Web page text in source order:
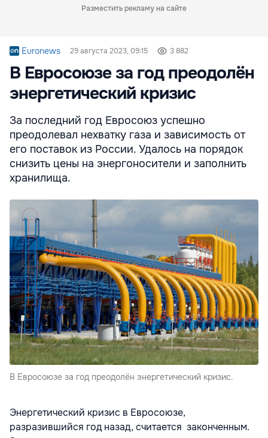
Разместить рекламу на сайте
Euronews 29 августа 2023, 09:15 3 882
В Евросоюзе за год преодолён
энергетический кризис
За последний год Евросоюз успешно
преодолевал нехватку газа и зависимость от
его поставок из России. Удалось на порядок
снизить цены на энергоносители и заполнить
хранилища.
В Евросоюзе за год преодолён энергетический кризис.
Энергетический кризис в Евроcоюзе,
разразившийся год назад, считается законченным.